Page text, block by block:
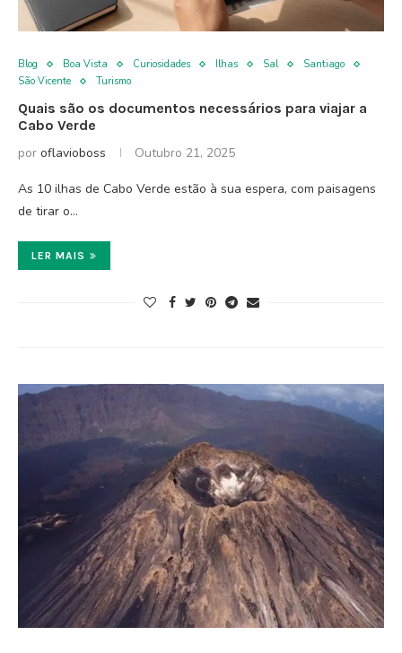
Blog Boa Vista Curiosidades Ilhas Sal
Santiago
São Vicente
Turismo
Quais são os documentos necessários para viajar a
Cabo Verde
por oflavioboss Outubro 21, 2025
As 10 ilhas de Cabo Verde estão à sua espera, com paisagens
de tirar o…
LER MAIS